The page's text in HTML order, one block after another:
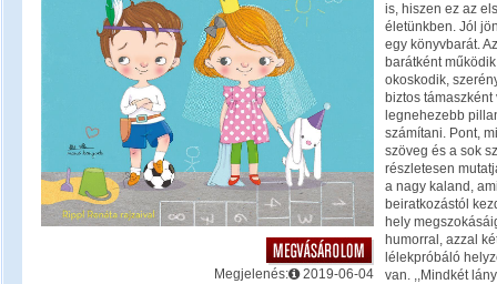
Megjelenés:
2019-06-04
is, hiszen ez az
életünkben. Jól
egy könyvbarát.
barátként
okoskodik,
biztos
legnehezebb
számítani. Pont,
szöveg és a sok
részletesen
a nagy kaland,
beiratkozástól
hely
humorral, azzal
lélekpróbáló
van. ,,Mindkét